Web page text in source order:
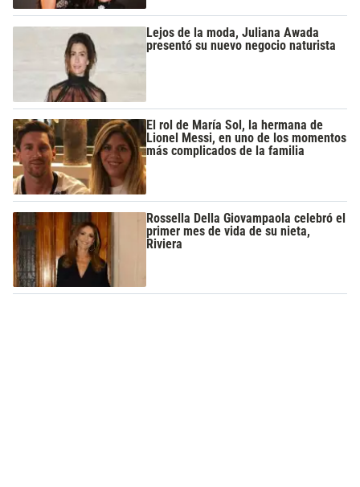
Lejos de la moda, Juliana Awada
presentó su nuevo negocio naturista
El rol de María Sol, la hermana de
Lionel Messi, en uno de los momentos
más complicados de la familia
Rossella Della Giovampaola celebró el
primer mes de vida de su nieta,
Riviera